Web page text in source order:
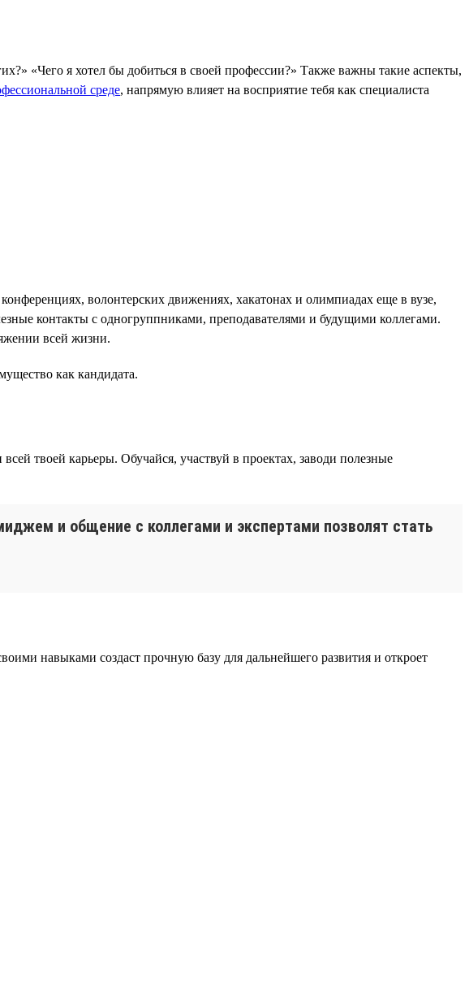
«Чего я хотел бы добиться в своей профессии?» Также важны такие аспекты,
среде, напрямую влияет на восприятие тебя как специалиста
волонтерских движениях, хакатонах и олимпиадах еще в вузе,
контакты с одногруппниками, преподавателями и будущими коллегами.
всей жизни.
как кандидата.
твоей карьеры. Обучайся, участвуй в проектах, заводи полезные
и общение с коллегами и экспертами позволят стать
навыками создаст прочную базу для дальнейшего развития и откроет